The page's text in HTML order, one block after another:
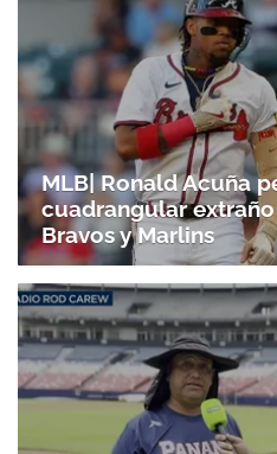
MLB| Ronald Acuña
cuadrangular
Bravos y Marlins